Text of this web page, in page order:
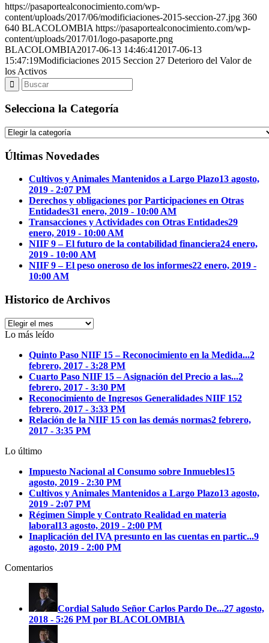
https://pasaportealconocimiento.com/wp-
content/uploads/2017/06/modificiaciones-2015-seccion-27.jpg 360
640 BLACOLOMBIA https://pasaportealconocimiento.com/wp-
content/uploads/2017/01/logo-pasaporte.png
BLACOLOMBIA2017-06-13 14:46:41 2017-06-13
15:47:19Modificiaciones 2015 Seccion 27 Deterioro del Valor de
los Activos
Selecciona la Categoría
Selecciona
Categoría
Últimas Novedades
Cultivos y Animales Mantenidos a Largo Plazo13 agosto,
2019 - 2:07 PM
Derechos y obligaciones por Participaciones en Otras
Entidades31 enero, 2019 - 10:00 AM
Transacciones y Actividades con Otras Entidades29
enero, 2019 - 10:00 AM
NIIF 9 – El futuro de la contabilidad financiera24 enero,
2019 - 10:00 AM
NIIF 9 – El peso oneroso de los informes22 enero, 2019 -
10:00 AM
Historico de Archivos
Historico
de
Lo más leído
Quinto Paso NIIF 15 – Reconocimiento en la Medida...2
febrero, 2017 - 3:28 PM
Cuarto Paso NIIF 15 – Asignación del Precio a las...2
febrero, 2017 - 3:30 PM
Reconocimiento de Ingresos Generalidades NIIF 152
febrero, 2017 - 3:33 PM
Relación de la NIIF 15 con las demás normas2 febrero,
2017 - 3:35 PM
Lo último
Impuesto Nacional al Consumo sobre Inmuebles15
agosto, 2019 - 2:30 PM
Cultivos y Animales Mantenidos a Largo Plazo13 agosto,
2019 - 2:07 PM
Régimen Simple y Contrato Realidad en materia
laboral13 agosto, 2019 - 2:00 PM
Inaplicación del IVA presunto en las cuentas en partic...9
agosto, 2019 - 2:00 PM
Comentarios
Cordial Saludo Señor Carlos Pardo De...27 agosto,
2018 - 5:26 PM por BLACOLOMBIA